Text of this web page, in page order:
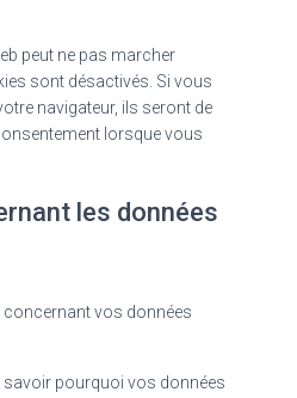
peut ne pas marcher
sont désactivés. Si vous
navigateur, ils seront de
lorsque vous
les données
vos données
savoir pourquoi vos données